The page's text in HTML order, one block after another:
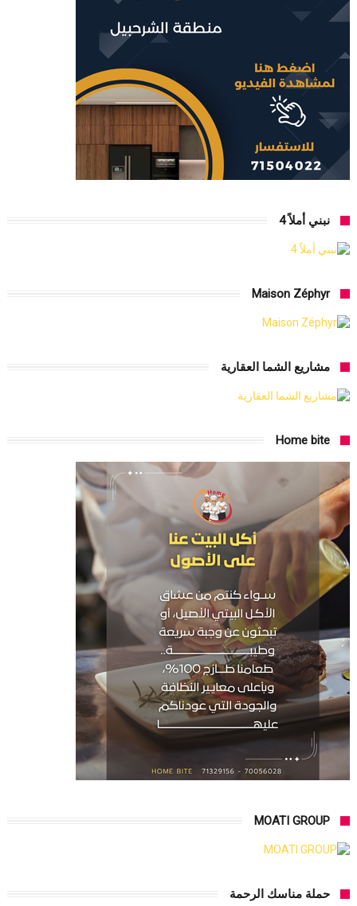
نبني أملاً 4
Maison Zéphyr
مشاريع الشما العقارية
Home bite
MOATI GROUP
حملة مناسك الرحمة